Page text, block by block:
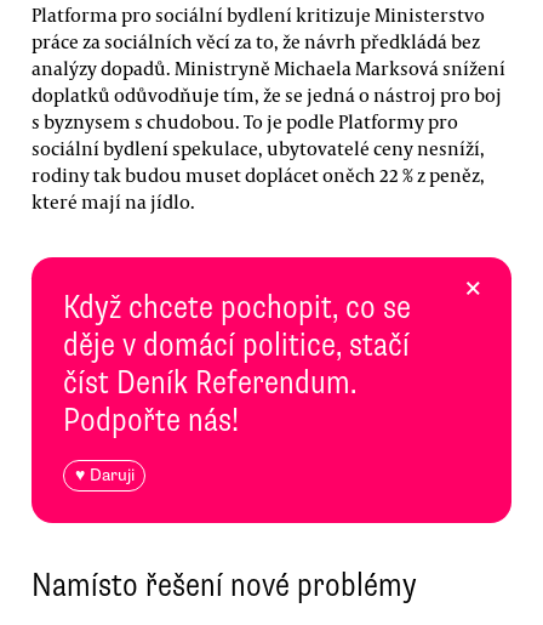
Platforma pro sociální bydlení kritizuje Ministerstvo
práce za sociálních věcí za to, že návrh předkládá bez
analýzy dopadů. Ministryně Michaela Marksová snížení
doplatků odůvodňuje tím, že se jedná o nástroj pro boj
s byznysem s chudobou. To je podle Platformy pro
sociální bydlení spekulace, ubytovatelé ceny nesníží,
rodiny tak budou muset doplácet oněch 22 % z peněz,
které mají na jídlo.
Když chcete pochopit, co se
děje v domácí politice, stačí
číst Deník Referendum.
Podpořte nás!
♥ Daruji
×
Namísto řešení nové problémy